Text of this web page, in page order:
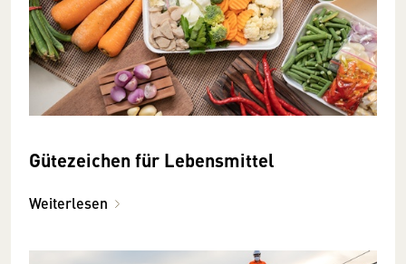
Gütezeichen für Lebensmittel
Weiterlesen